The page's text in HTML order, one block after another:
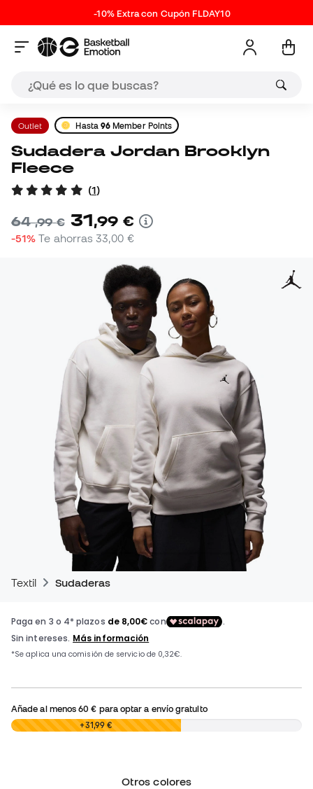
-10% Extra con Cupón FLDAY10
Outlet Hasta 96 Member Points
Sudadera Jordan Brooklyn
Fleece
(1)
64,99 € 31,99 €
-51% Te ahorras33,00 €
Textil Sudaderas
Añade al menos60 € para optar a envío gratuito
0,00 € +31,99 €
Otros colores